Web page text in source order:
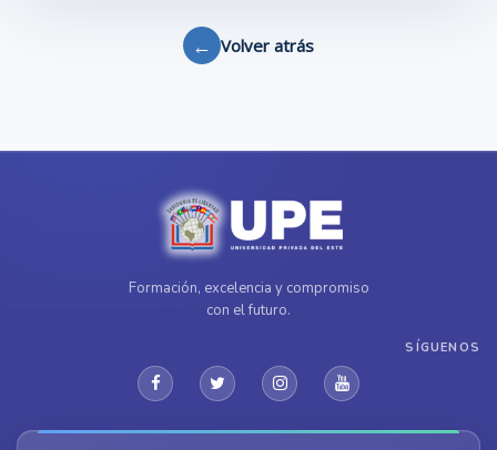
← Volver atrás
Formación, excelencia y compromiso
con el futuro.
SÍGUENOS